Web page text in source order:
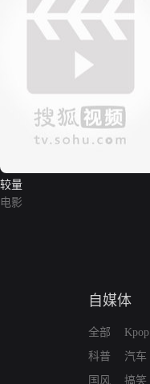
较量
电影
自媒体
全部
科普
国风
Kpop
汽车
搞笑